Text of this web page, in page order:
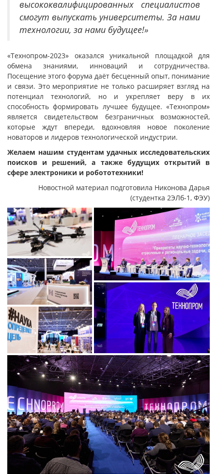
высококвалифицированных специалистов
смогут выпускать университеты. За нами
технологии, за нами будущее!»
«Технопром-2023» оказался уникальной площадкой для
обмена знаниями, инноваций и сотрудничества.
Посещение этого форума даёт бесценный опыт, понимание
и связи. Это мероприятие не только расширяет взгляд на
потенциал технологий, но и укрепляет веру в их
способность формировать лучшее будущее. «Технопром»
является свидетельством безграничных возможностей,
которые ждут впереди, вдохновляя новое поколение
новаторов и лидеров технологической индустрии.
Желаем нашим студентам удачных исследовательских
поисков и решений, а также будущих открытий в
сфере электроники и робототехники!
Новостной материал подготовила Никонова Дарья
(студентка 2ЭЛб-1, ФЭУ)